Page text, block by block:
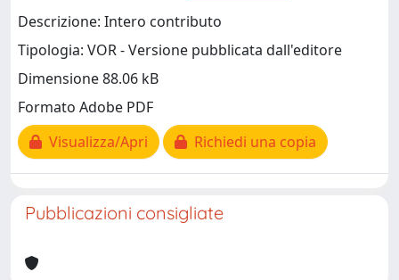
Descrizione: Intero contributo
Tipologia: VOR - Versione pubblicata dall'editore
Dimensione 88.06 kB
Formato Adobe PDF
Visualizza/Apri
Richiedi una copia
Pubblicazioni consigliate